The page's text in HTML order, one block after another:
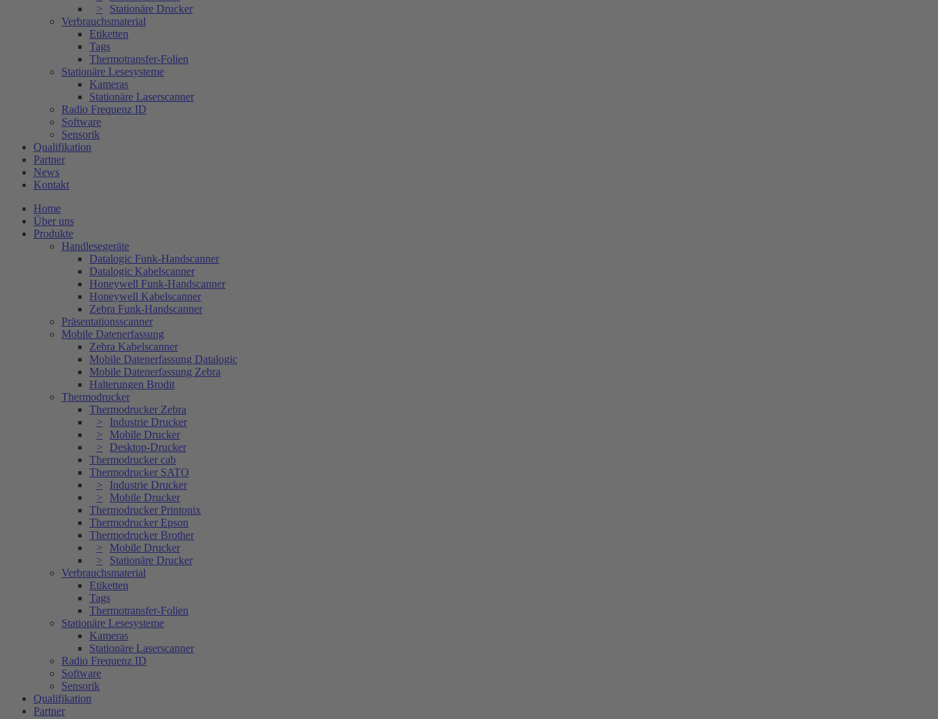
Stationäre Drucker
Verbrauchsmaterial
Etiketten
Tags
Thermotransfer-Folien
Stationäre Lesesysteme
Kameras
Stationäre Laserscanner
Radio Frequenz ID
Software
Sensorik
Qualifikation
Partner
News
Kontakt
Home
Über uns
Produkte
Handlesegeräte
Datalogic Funk-Handscanner
Datalogic Kabelscanner
Honeywell Funk-Handscanner
Honeywell Kabelscanner
Zebra Funk-Handscanner
Präsentationsscanner
Mobile Datenerfassung
Zebra Kabelscanner
Mobile Datenerfassung Datalogic
Mobile Datenerfassung Zebra
Halterungen Brodit
Thermodrucker
Thermodrucker Zebra
Industrie Drucker
Mobile Drucker
Desktop-Drucker
Thermodrucker cab
Thermodrucker SATO
Industrie Drucker
Mobile Drucker
Thermodrucker Printonix
Thermodrucker Epson
Thermodrucker Brother
Mobile Drucker
Stationäre Drucker
Verbrauchsmaterial
Etiketten
Tags
Thermotransfer-Folien
Stationäre Lesesysteme
Kameras
Stationäre Laserscanner
Radio Frequenz ID
Software
Sensorik
Qualifikation
Partner